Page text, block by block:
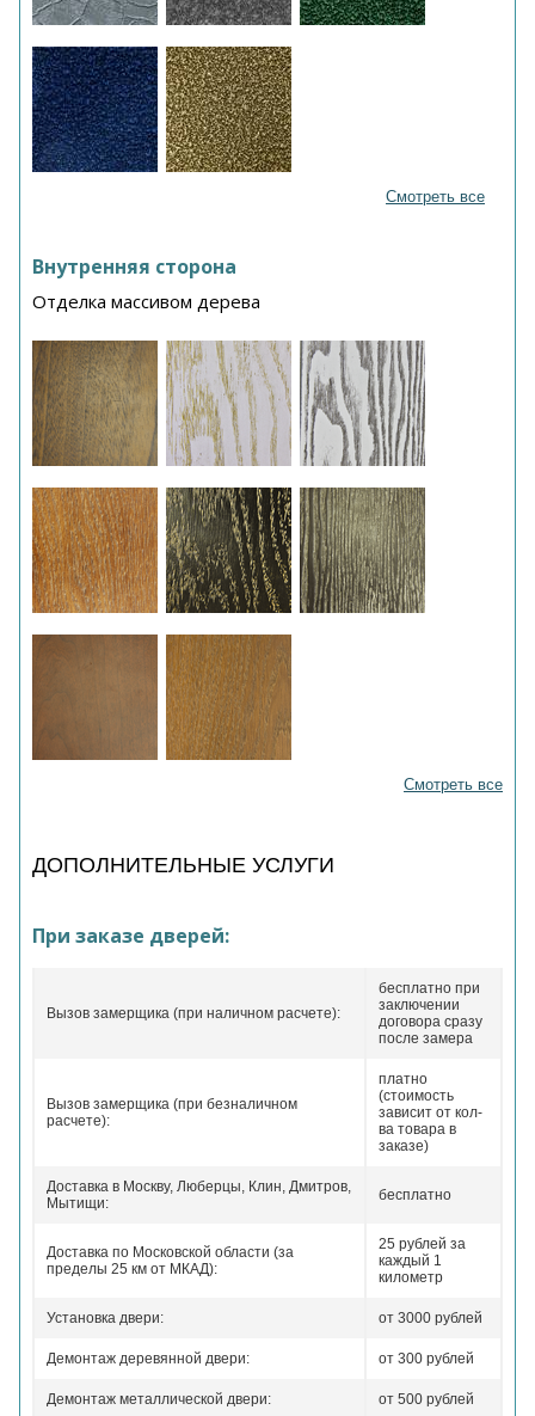
Смотреть все
Внутренняя сторона
Отделка массивом дерева
Смотреть все
ДОПОЛНИТЕЛЬНЫЕ УСЛУГИ
При заказе дверей:
Вызов замерщика (при наличном расчете):
бесплатно при
заключении
договора сразу
после замера
Вызов замерщика (при безналичном
расчете):
платно
(стоимость
зависит от кол-
ва товара в
заказе)
Доставка в Москву, Люберцы, Клин, Дмитров,
Мытищи:
бесплатно
Доставка по Московской области (за
пределы 25 км от МКАД):
25 рублей за
каждый 1
километр
Установка двери: от 3000 рублей
Демонтаж деревянной двери: от 300 рублей
Демонтаж металлической двери: от 500 рублей